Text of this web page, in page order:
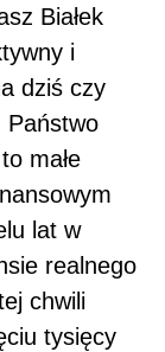
Białek
i
dziś czy
Państwo
małe
lat w
realnego
chwili
tysięcy